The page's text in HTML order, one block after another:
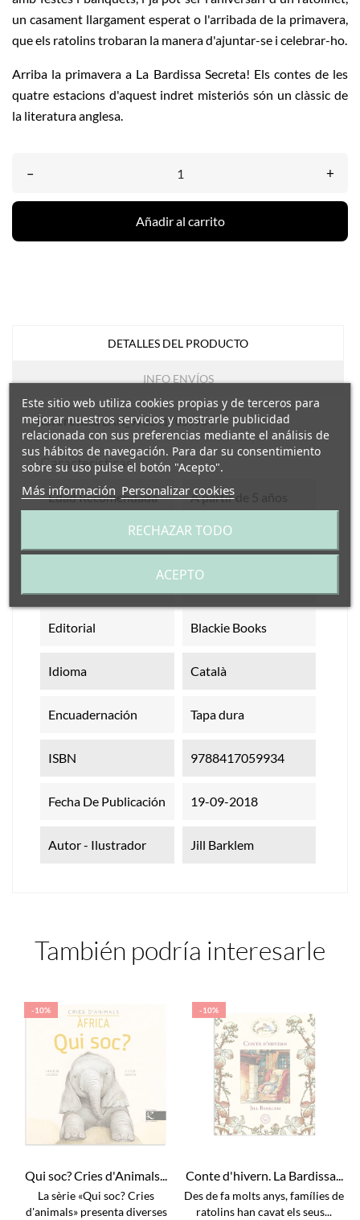
un casament llargament esperat o l'arribada de la primavera,
que els ratolins trobaran la manera d'ajuntar-se i celebrar-ho.
Arriba la primavera a La Bardissa Secreta! Els contes de les
quatre estacions d'aquest indret misteriós són un clàssic de
la literatura anglesa.
– +
Añadir al carrito
DETALLES DEL PRODUCTO
INFO ENVÍOS
ReferenciaEAN_9788417059934
Características
Edad Recomendada A partir de 5 años
32
Editorial Blackie Books
Idioma Català
Encuadernación Tapa dura
ISBN 9788417059934
Fecha De Publicación 19-09-2018
Autor - Ilustrador Jill Barklem
También podría interesarle
-10%
Qui soc? Cries d'Animals...
La sèrie «Qui soc? Cries
d'animals» presenta diverses
-10%
Conte d'hivern. La Bardissa...
Des de fa molts anys, famílies de
ratolins han cavat els seus...
Este sitio web utiliza cookies propias y de terceros para
mejorar nuestros servicios y mostrarle publicidad
relacionada con sus preferencias mediante el análisis de
sus hábitos de navegación. Para dar su consentimiento
sobre su uso pulse el botón "Acepto".
Más información Personalizar cookies
RECHAZAR TODO
ACEPTO